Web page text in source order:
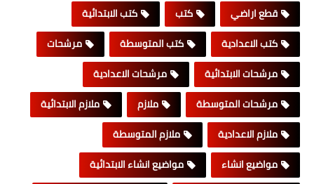
قطع اراضي
كتب
كتب الابتدائية
كتب الاعدادية
كتب المتوسطة
مرشحات
مرشحات الابتدائية
مرشحات الاعدادية
مرشحات المتوسطة
ملازم
ملازم الابتدائية
ملازم الاعدادية
ملازم المتوسطة
مواضيع انشاء
مواضيع انشاء الابتدائية